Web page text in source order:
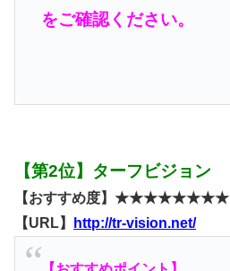
をご確認ください。
【第2位】ターフビジョン
【おすすめ度】★★★★★★★★
【URL】
http://tr-vision.net/